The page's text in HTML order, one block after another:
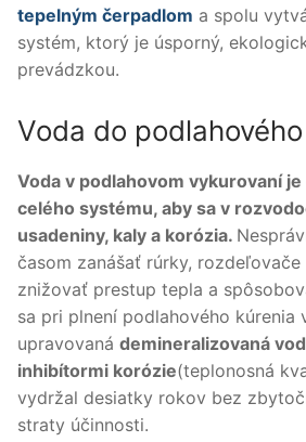
tepelným čerpadlom a spolu
systém, ktorý je úsporný,
prevádzkou.
Voda do
Voda v podlahovom vykurovaní
celého systému, aby sa v
usadeniny, kaly a korózia.
časom zanášať rúrky, rozdeľovače
znižovať prestup tepla a
sa pri plnení podlahového kúrenia
upravovaná demineralizovaná
inhibítormi korózie(teplonosná
vydržal desiatky rokov bez
straty účinnosti.